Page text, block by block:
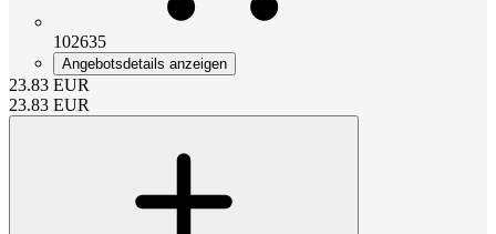
102635
Angebotsdetails anzeigen
23.83 EUR
23.83 EUR